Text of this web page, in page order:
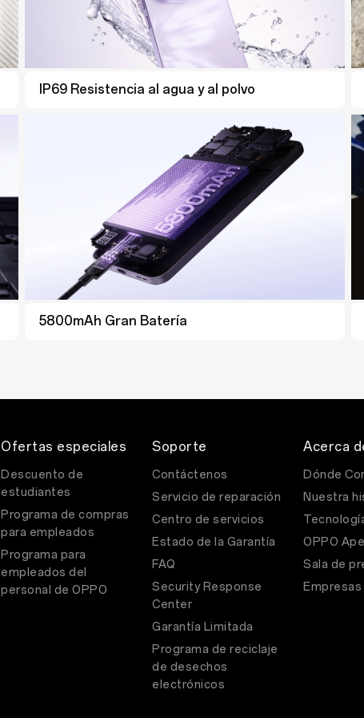
IP69 Resistencia al agua y al polvo
5800mAh Gran Batería
IP69 Resistencia al agua y al polvo
5600mAh Gran Batería
Ofertas especiales
Descuento de
estudiantes
Programa de compras
para empleados
Programa para
empleados del
personal de OPPO
Soporte
Contáctenos
Servicio de reparación
Centro de servicios
Estado de la Garantía
FAQ
Security Response
Center
Garantía Limitada
Programa de reciclaje
de desechos
electrónicos
Acerca
Dónde
Nuestra
OPPO
Sala de
Empresas